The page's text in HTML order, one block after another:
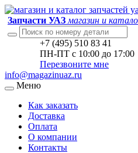
Запчасти УАЗ магазин и
+7 (495) 510 83 41
ПН-ПТ с 10:00 до 17:00
Перезвоните мне
info@magazinuaz.ru
Меню
Как заказать
Доставка
Оплата
О компании
Контакты